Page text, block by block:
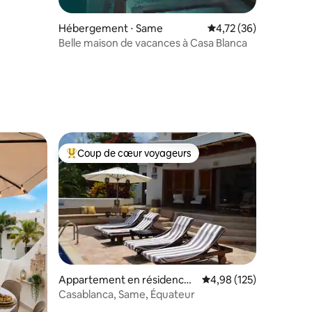
: 4,91 sur 5
Hébergement ⋅ Same Évaluation moyenne
4,72 (36)
Belle maison de vacances à Casa Blanca
: 4,82 sur 5
appréciés Coups de cœur voyageurs les plus appréciés
Coup de cœur voyageurs
Appartement en résidence ⋅
Same
Évaluation moyenne
4,98 (125)
Casablanca, Same, Équateur